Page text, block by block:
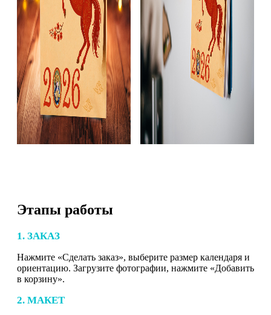
Этапы работы
1. ЗАКАЗ
Нажмите «Сделать заказ», выберите размер календаря и
ориентацию. Загрузите фотографии, нажмите «Добавить
в корзину».
2. МАКЕТ